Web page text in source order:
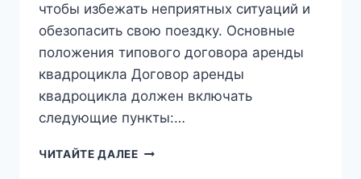
чтобы избежать неприятных ситуаций и
обезопасить свою поездку. Основные
положения типового договора аренды
квадроцикла Договор аренды
квадроцикла должен включать
следующие пункты:…
ЧИТАЙТЕ ДАЛЕЕДОГОВОР